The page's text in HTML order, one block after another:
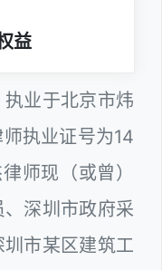
益
业于北京市炜
执业证号为14
师现（或曾）
深圳市政府采
市某区建筑工